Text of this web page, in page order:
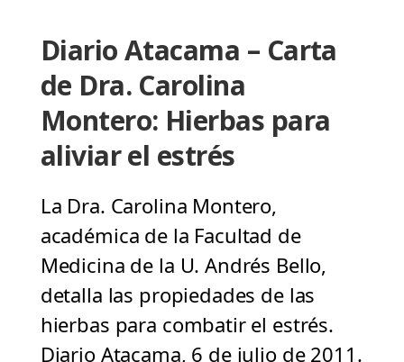
Diario Atacama – Carta
de Dra. Carolina
Montero: Hierbas para
aliviar el estrés
La Dra. Carolina Montero,
académica de la Facultad de
Medicina de la U. Andrés Bello,
detalla las propiedades de las
hierbas para combatir el estrés.
Diario Atacama, 6 de julio de 2011.